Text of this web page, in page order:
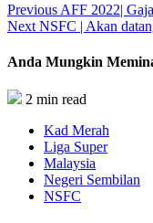
Previous AFF 2022|
Next NSFC | Akan
Anda Mungkin
2 min read
Kad Merah
Liga Super
Malaysia
Negeri Sembilan
NSFC